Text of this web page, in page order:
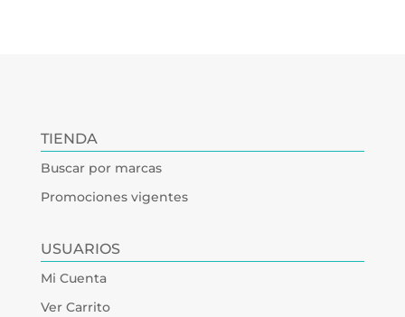
TIENDA
Buscar por marcas
Promociones vigentes
USUARIOS
Mi Cuenta
Ver Carrito